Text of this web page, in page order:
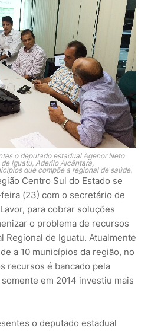
o deputado estadual Agenor Neto
Iguatu, Aderilo Alcântara,
que compõe a regional de saúde.
Centro Sul do Estado se
(23) com o secretário de
para cobrar soluções
o problema de recursos
Regional de Iguatu. Atualmente
a 10 municípios da região, no
recursos é bancado pela
em 2014 investiu mais
o deputado estadual